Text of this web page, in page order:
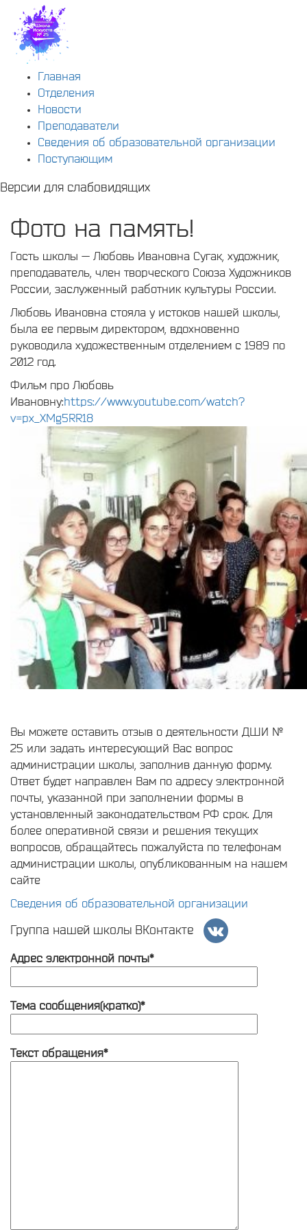
Главная
Отделения
Новости
Преподаватели
Сведения об образовательной организации
Поступающим
Версии для слабовидящих
Фото на память!
Гость школы — Любовь Ивановна Сугак, художник,
преподаватель, член творческого Союза Художников
России, заслуженный работник культуры России.
Любовь Ивановна стояла у истоков нашей школы,
была ее первым директором, вдохновенно
руководила художественным отделением с 1989 по
2012 год.
Фильм про Любовь
Ивановну:https://www.youtube.com/watch?
v=px_XMg5RR18
Вы можете оставить отзыв о деятельности ДШИ №
25 или задать интересующий Вас вопрос
администрации школы, заполнив данную форму.
Ответ будет направлен Вам по адресу электронной
почты, указанной при заполнении формы в
установленный законодательством РФ срок. Для
более оперативной связи и решения текущих
вопросов, обращайтесь пожалуйста по телефонам
администрации школы, опубликованным на нашем
сайте
Сведения об образовательной организации
Группа нашей школы ВКонтакте
Адрес электронной почты*
Тема сообщения(кратко)*
Текст обращения*